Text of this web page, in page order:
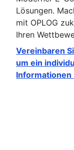
Lösungen.
mit OPLOG
Ihren
Vereinbaren
um ein
Informationen